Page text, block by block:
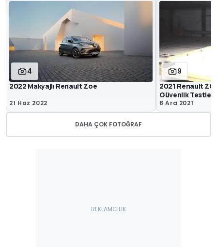
4
2022 Makyajlı Renault Zoe
21 Haz 2022
9
2021 Renault
Güvenlik Testleri
8 Ara 2021
DAHA ÇOK FOTOĞRAF